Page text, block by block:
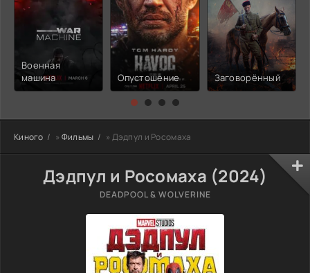
Военная
машина
Опустошение Заговорённый
Киного » Фильмы » Дэдпул и Росомаха
Дэдпул и Росомаха (2024)
DEADPOOL & WOLVERINE